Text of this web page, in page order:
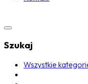
Szukaj
Wszystkie